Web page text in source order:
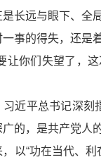
长远与眼下、全
事的得失，还是
让你们失望了，
习近平总书记深刻
的，是共产党人
以“功在当代、